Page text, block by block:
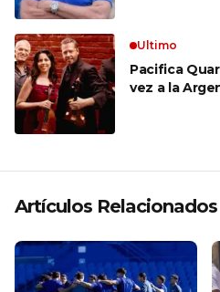
Ultimo
Pacifica
vez a la
Artículos Relacionados